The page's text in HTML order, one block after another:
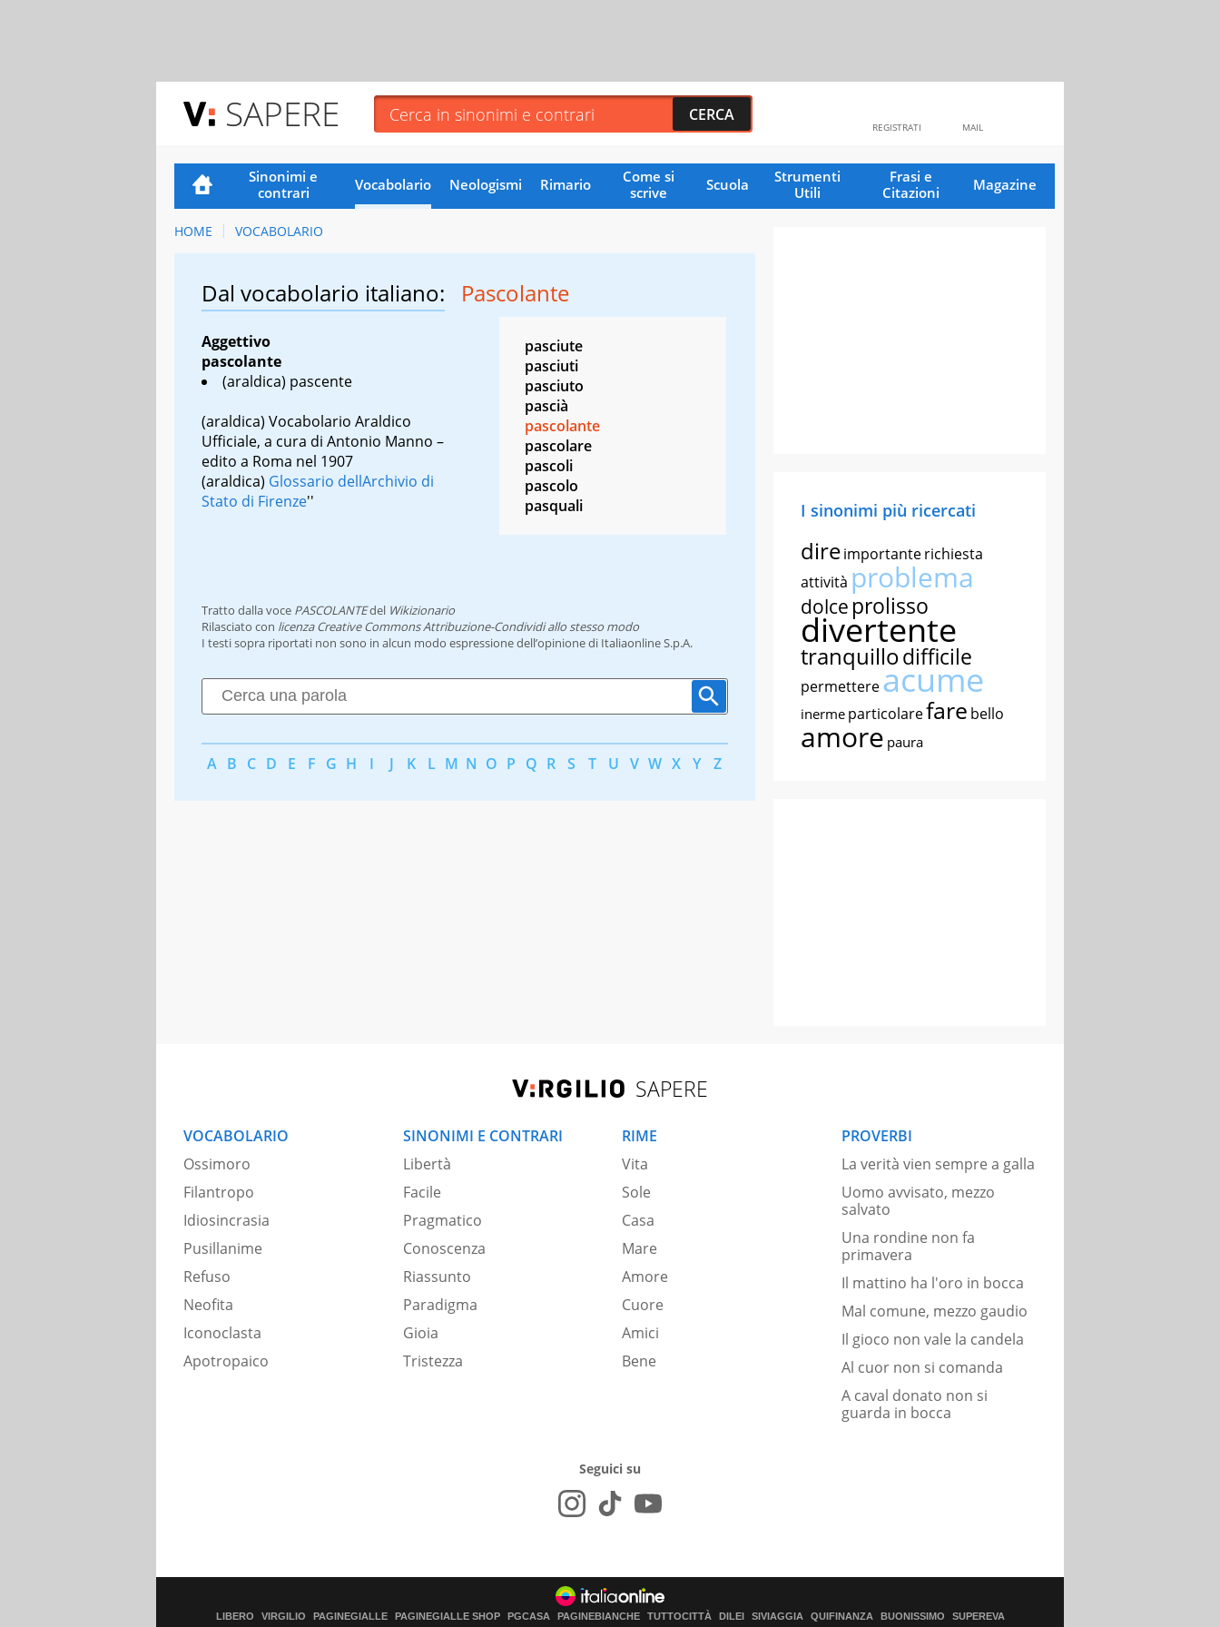
SAPERE MAIL
REGISTRATI
Sinonimi e
contrari
Vocabolario Neologismi Rimario
Come si
scrive
Scuola
Strumenti
Utili
Frasi e
Citazioni
Magazine
HOME VOCABOLARIO
Dal vocabolario italiano: Pascolante
Aggettivo
pascolante
(araldica) pascente
(araldica) Vocabolario Araldico
Ufficiale, a cura di Antonio Manno –
edito a Roma nel 1907
(araldica) Glossario dellArchivio di
Stato di Firenze''
pasciute
pasciuti
pasciuto
pascià
pascolante
pascolare
pascoli
pascolo
pasquali
Tratto dalla voce PASCOLANTEdel Wikizionario
Rilasciato con licenza Creative Commons Attribuzione-Condividi allo stesso modo
I testi sopra riportati non sono in alcun modo espressione dell’opinione di Italiaonline S.p.A.
A B C D E F G H I J K L M N O P Q R S T U V W X Y Z
I sinonimi più ricercati
direimportanterichiesta
attività problema
dolce prolisso
divertente
tranquillodifficile
permettereacume
inerme particolarefare bello
amore paura
SAPERE
VOCABOLARIO
Ossimoro
Filantropo
Idiosincrasia
Pusillanime
Refuso
Neofita
Iconoclasta
Apotropaico
SINONIMI E CONTRARI
Libertà
Facile
Pragmatico
Conoscenza
Riassunto
Paradigma
Gioia
Tristezza
RIME
Vita
Sole
Casa
Mare
Amore
Cuore
Amici
Bene
PROVERBI
La verità vien sempre a galla
Uomo avvisato, mezzo
salvato
Una rondine non fa
primavera
Il mattino ha l'oro in bocca
Mal comune, mezzo gaudio
Il gioco non vale la candela
Al cuor non si comanda
A caval donato non si
guarda in bocca
Seguici su
LIBERO VIRGILIO PAGINEGIALLE PAGINEGIALLE SHOP PGCASA PAGINEBIANCHE TUTTOCITTÀ DILEI SIVIAGGIA QUIFINANZA BUONISSIMO SUPEREVA